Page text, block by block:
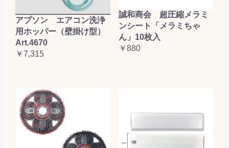
アプソン エアコン洗浄
用ホッパー（壁掛け型）
Art.4670
￥7,315
誠和商会 超圧縮メラミ
ンシート「メラミちゃ
ん」10枚入
￥880